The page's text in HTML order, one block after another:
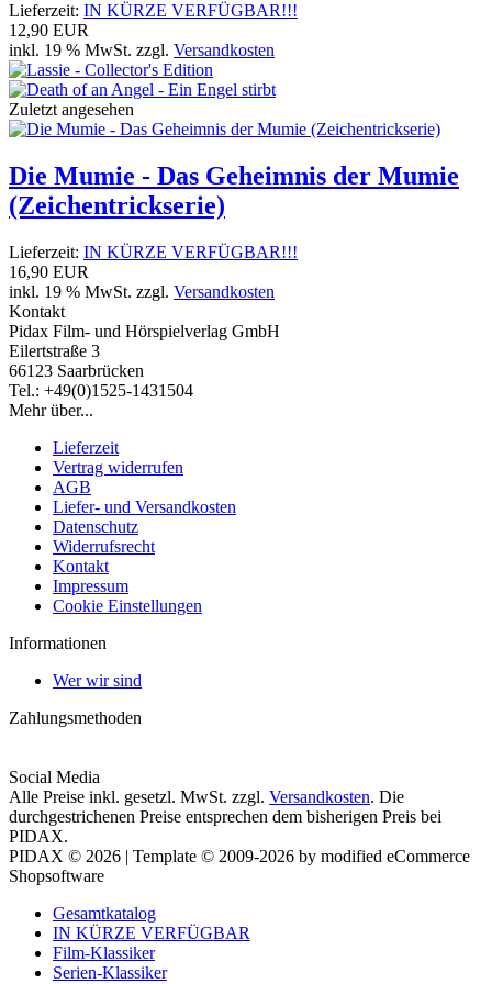
Lieferzeit: IN KÜRZE VERFÜGBAR!!!
12,90 EUR
inkl. 19 % MwSt. zzgl. Versandkosten
Zuletzt angesehen
Die Mumie - Das Geheimnis der Mumie
(Zeichentrickserie)
Lieferzeit: IN KÜRZE VERFÜGBAR!!!
16,90 EUR
inkl. 19 % MwSt. zzgl. Versandkosten
Kontakt
Pidax Film- und Hörspielverlag GmbH
Eilertstraße 3
66123 Saarbrücken
Tel.: +49(0)1525-1431504
Mehr über...
Lieferzeit
Vertrag widerrufen
AGB
Liefer- und Versandkosten
Datenschutz
Widerrufsrecht
Kontakt
Impressum
Cookie Einstellungen
Informationen
Wer wir sind
Zahlungsmethoden
Social Media
Alle Preise inkl. gesetzl. MwSt. zzgl. Versandkosten. Die
durchgestrichenen Preise entsprechen dem bisherigen Preis bei
PIDAX.
PIDAX © 2026 | Template © 2009-2026 by modified eCommerce
Shopsoftware
Gesamtkatalog
IN KÜRZE VERFÜGBAR
Film-Klassiker
Serien-Klassiker